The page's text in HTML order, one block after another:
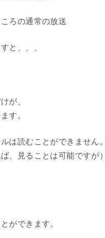
ろの通常の放送
と、、、
が、
す。
は読むことができません
、見ることは可能ですが
ができます。